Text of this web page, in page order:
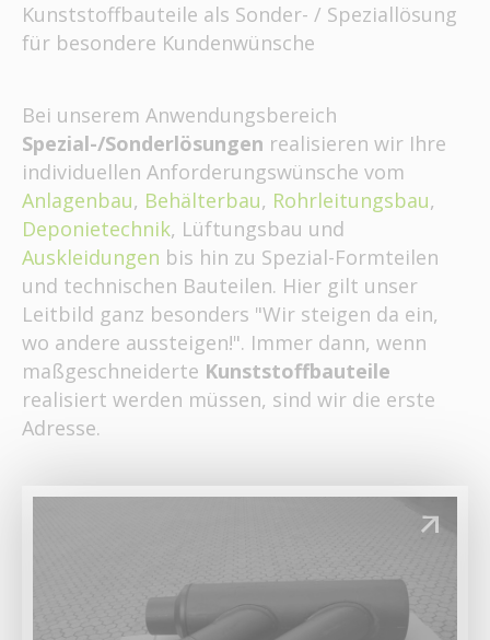
Kunststoffbauteile als Sonder- / Speziallösung
für besondere Kundenwünsche
Bei unserem Anwendungsbereich
Spezial-/Sonderlösungen realisieren wir Ihre
individuellen Anforderungswünsche vom
Anlagenbau, Behälterbau, Rohrleitungsbau,
Deponietechnik, Lüftungsbau und
Auskleidungen bis hin zu Spezial-Formteilen
und technischen Bauteilen. Hier gilt unser
Leitbild ganz besonders "Wir steigen da ein,
wo andere aussteigen!". Immer dann, wenn
maßgeschneiderte Kunststoffbauteile
realisiert werden müssen, sind wir die erste
Adresse.